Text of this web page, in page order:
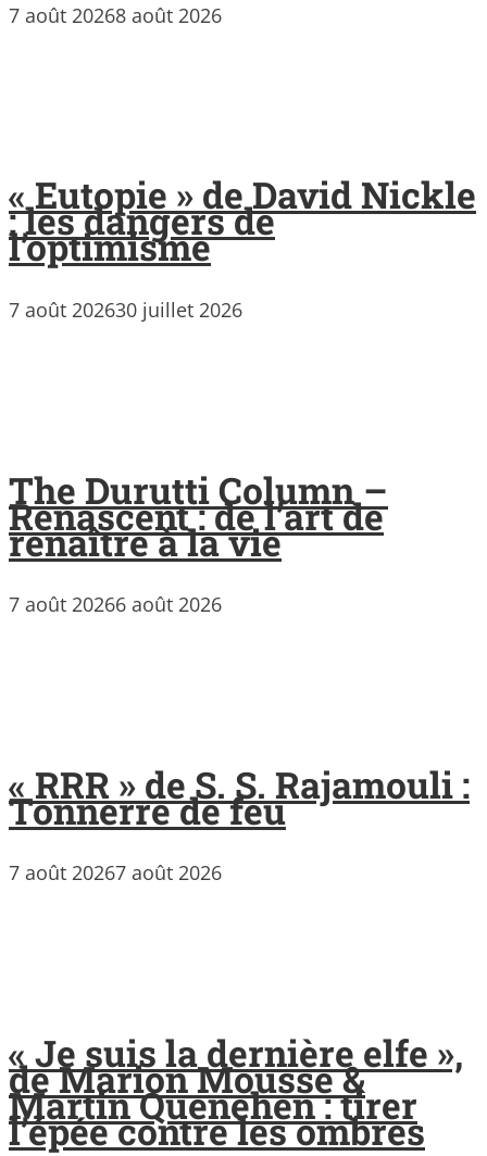
7 août 20268 août 2026
« Eutopie » de David Nickle
: les dangers de
l’optimisme
7 août 202630 juillet 2026
The Durutti Column –
Renascent : de l’art de
renaître à la vie
7 août 20266 août 2026
« RRR » de S. S. Rajamouli :
Tonnerre de feu
7 août 20267 août 2026
« Je suis la dernière elfe »,
de Marion Mousse &
Martin Quenehen : tirer
l’épée contre les ombres